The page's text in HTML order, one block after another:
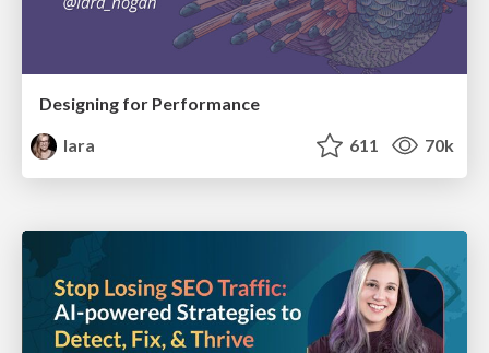
Designing for Performance
lara
611 70k